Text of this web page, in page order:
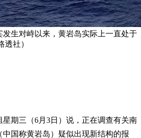
发生对峙以来，黄岩岛实际上一直处于
社）
期三（6月3日）说，正在调查有关南
国称黄岩岛）疑似出现新结构的报